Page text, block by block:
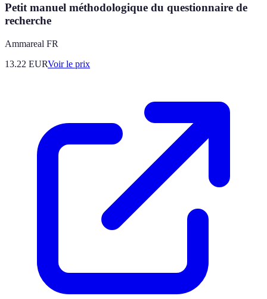
Petit manuel méthodologique du questionnaire de
recherche
Ammareal FR
13.22 EURVoir le prix